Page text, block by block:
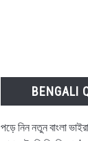
BENGALI
পড়ে নিন নতুন বাংলা